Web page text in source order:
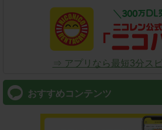
⇒ アプリなら最短3分ス
おすすめコンテンツ